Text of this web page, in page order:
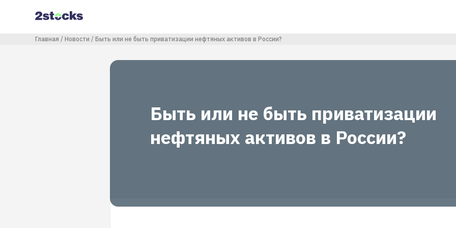
содержанию
Строка навигации
Главная Новости Быть или не быть приватизации нефтяных активов в России?
Быть или не быть приватизации
нефтяных активов в России?